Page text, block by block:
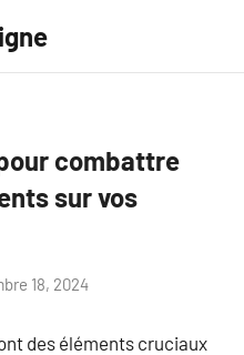
combattre
sur vos
18, 2024
des éléments cruciaux